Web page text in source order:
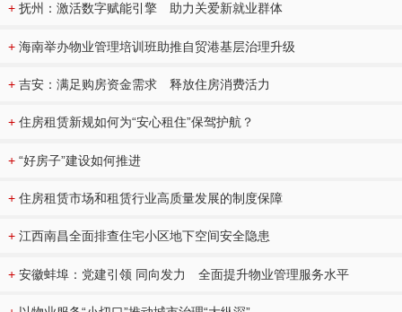
+ 抚州：激活数字赋能引擎 助力关爱新就业群体
+ 海南举办物业管理培训班助推自贸港基层治理升级
+ 吉安：满足购房资金需求 释放住房消费活力
+ 住房租赁新规如何为“安心租住”保驾护航？
+ “好房子”建设如何推进
+ 住房租赁市场和租赁行业高质量发展的制度保障
+ 江西南昌全面排查住宅小区地下空间安全隐患
+ 安徽蚌埠：党建引领 同向发力 全面提升物业管理服务水平